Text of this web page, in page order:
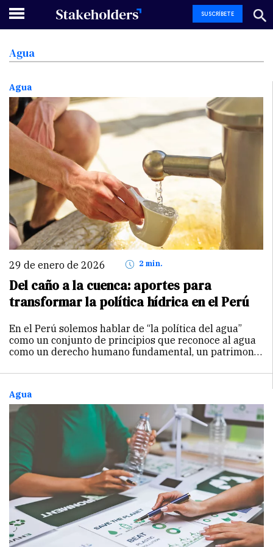
SUSCRÍBETE
Agua
Agua
29 de enero de 2026 2 min.
Del caño a la cuenca: aportes para
transformar la política hídrica en el Perú
En el Perú solemos hablar de “la política del agua”
como un conjunto de principios que reconoce al agua
como un derecho humano fundamental, un patrimonio
desarrollo sostenible. Se busca así…Continuar
Agua